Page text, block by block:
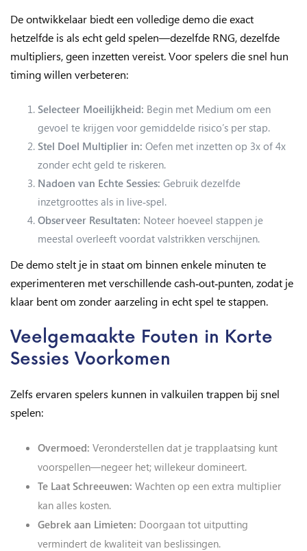
De ontwikkelaar biedt een volledige demo die exact
hetzelfde is als echt geld spelen—dezelfde RNG, dezelfde
multipliers, geen inzetten vereist. Voor spelers die snel hun
timing willen verbeteren:
Selecteer Moeilijkheid: Begin met Medium om een
gevoel te krijgen voor gemiddelde risico’s per stap.
Stel Doel Multiplier in: Oefen met inzetten op 3x of 4x
zonder echt geld te riskeren.
Nadoen van Echte Sessies: Gebruik dezelfde
inzetgroottes als in live‑spel.
Observeer Resultaten: Noteer hoeveel stappen je
meestal overleeft voordat valstrikken verschijnen.
De demo stelt je in staat om binnen enkele minuten te
experimenteren met verschillende cash‑out‑punten, zodat je
klaar bent om zonder aarzeling in echt spel te stappen.
Veelgemaakte Fouten in Korte
Sessies Voorkomen
Zelfs ervaren spelers kunnen in valkuilen trappen bij snel
spelen:
Overmoed: Veronderstellen dat je trapplaatsing kunt
voorspellen—negeer het; willekeur domineert.
Te Laat Schreeuwen: Wachten op een extra multiplier
kan alles kosten.
Gebrek aan Limieten: Doorgaan tot uitputting
vermindert de kwaliteit van beslissingen.